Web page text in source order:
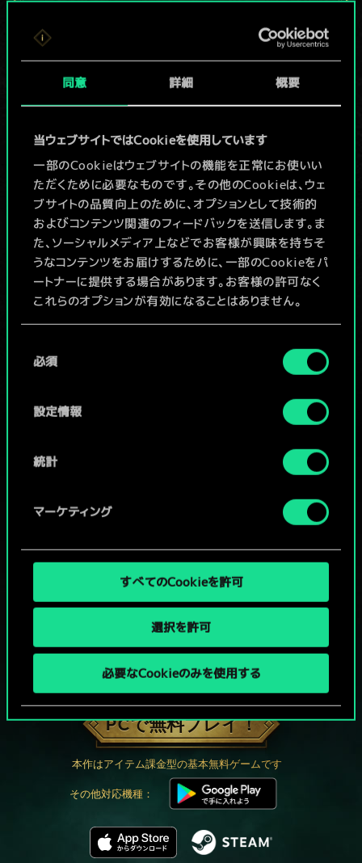
同意 詳細 概要
当ウェブサイトではCookieを使用しています
一部のCookieはウェブサイトの機能を正常にお使いい
ただくために必要なものです。その他のCookieは、ウェ
ブサイトの品質向上のために、オプションとして技術的
およびコンテンツ関連のフィードバックを送信します。ま
た、ソーシャルメディア上などでお客様が興味を持ちそ
うなコンテンツをお届けするために、一部のCookieをパ
ートナーに提供する場合があります。お客様の許可なく
これらのオプションが有効になることはありません。
詳細は、下記の「設定」メニューでご確認ください。
必須
設定情報
統計
マーケティング
すべてのCookieを許可
選択を許可
必要なCookieのみを使用する
現在はまだこれし
か共有デッキがあ
りませんが、
続々追加中！
デッキ名入力＆ガイドを作成
デッキを編集
/
グウェントでひと勝負といかない
か？
PCで無料プレイ！
本作はアイテム課金型の基本無料ゲームです
その他対応機種：